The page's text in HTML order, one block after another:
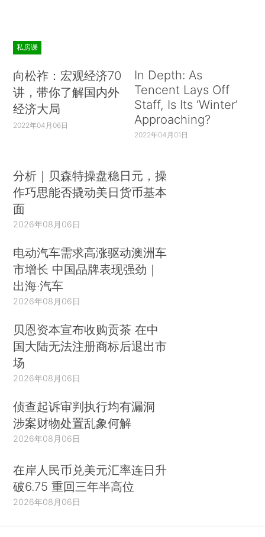
私房课
向松祚：宏观经济70
讲，带你了解国内外
经济大局
2022年04月06日
In Depth: As
Tencent Lays Off
Staff, Is Its ‘Winter’
Approaching?
2022年04月01日
分析｜贝森特操盘稳日元，操
作巧思能否撬动美日货币基本
面
2026年08月06日
电动汽车需求高涨驱动澳洲车
市增长 中国品牌表现强劲｜
出海·汽车
2026年08月06日
贝恩资本宣布收购贡茶 在中
国大陆无法注册商标后退出市
场
2026年08月06日
侦查起诉审判执行均有漏洞
涉案财物处置乱象何解
2026年08月06日
在岸人民币兑美元汇率连日升
破6.75 重回三年半高位
2026年08月06日